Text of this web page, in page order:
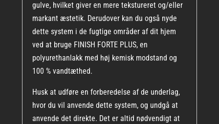
gulve, hvilket giver en mere tekstureret og/eller
markant æstetik. Derudover kan du også nyde
dette system i de fugtige områder af dit hjem
ved at bruge FINISH FORTE PLUS, en
polyurethanlakk med høj kemisk modstand og
100 % vandtæthed.
Husk at udføre en forberedelse af de underlag,
hvor du vil anvende dette system, og undgå at
anvende det direkte. Det er altid nødvendigt at